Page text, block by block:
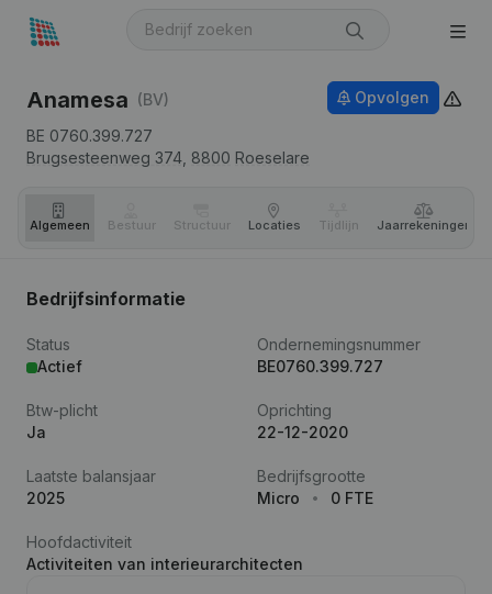
Anamesa (BV)
BE 0760.399.727
Brugsesteenweg 374, 8800 Roeselare
Opvolgen
Algemeen Bestuur Structuur Locaties Tijdlijn Jaar­rekeningen
Bedrijfsinformatie
Status
Actief
Ondernemingsnummer
BE0760.399.727
Btw-plicht
Ja
Oprichting
22-12-2020
Laatste balansjaar
2025
Bedrijfsgrootte
Micro
0 FTE
Hoofdactiviteit
Activiteiten van interieurarchitecten